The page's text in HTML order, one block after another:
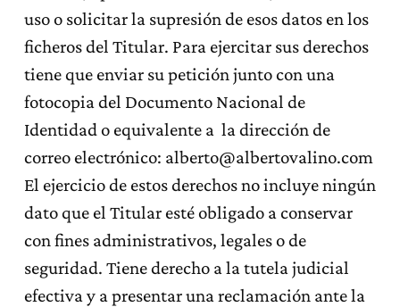
uso o solicitar la supresión de esos datos en los
ficheros del Titular. Para ejercitar sus derechos
tiene que enviar su petición junto con una
fotocopia del Documento Nacional de
Identidad o equivalente a la dirección de
correo electrónico: alberto@albertovalino.com
El ejercicio de estos derechos no incluye ningún
dato que el Titular esté obligado a conservar
con fines administrativos, legales o de
seguridad. Tiene derecho a la tutela judicial
efectiva y a presentar una reclamación ante la